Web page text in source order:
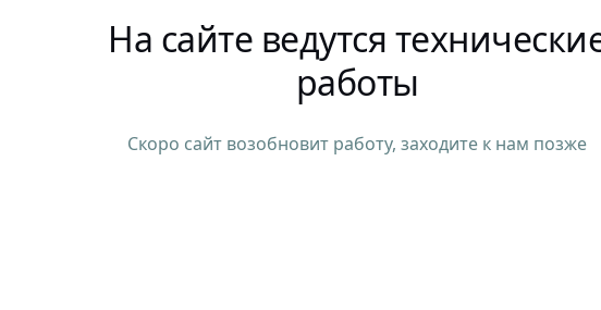
На сайте ведутся
работы
Скоро сайт возобновит работу, заходите к нам позже